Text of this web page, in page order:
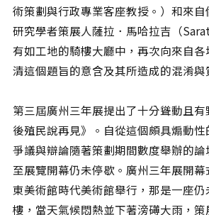
術策劃與行政專業客座教授。）和來
研究學者策展人薩拉．馬哈拉吉（
有如工地的騎樓大廳中，再次向來自
清這個題旨的意含及其所造成的混淆與
第三屆廣州三年展提出了十分聳動且
後殖民說再見》。自從這個頗具煽動性
爭議與辯論隨著策劃期間數度舉辦的
至展覽開幕仍未停歇。廣州三年展開
東美術館時代美術館舉行，那是一座
樓，當天氣候悶熱並下著滂礡大雨，